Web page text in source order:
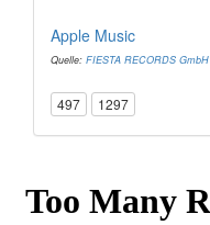
Apple Music
Quelle: FIESTA RECORDS GmbH
497 1297